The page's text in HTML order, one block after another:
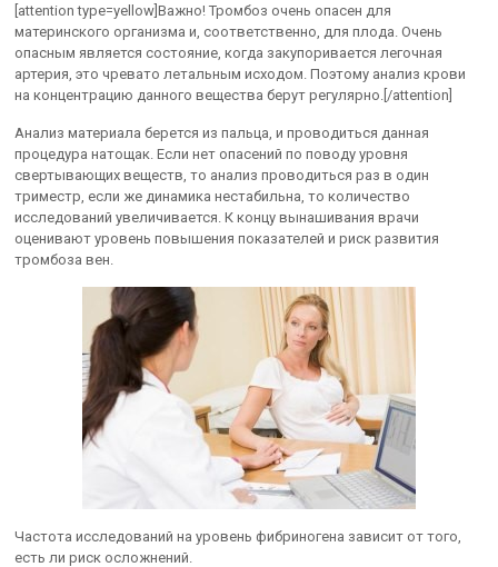
[attention type=yellow]Важно! Тромбоз очень опасен для
материнского организма и, соответственно, для плода. Очень
опасным является состояние, когда закупоривается легочная
артерия, это чревато летальным исходом. Поэтому анализ крови
на концентрацию данного вещества берут регулярно.[/attention]
Анализ материала берется из пальца, и проводиться данная
процедура натощак. Если нет опасений по поводу уровня
свертывающих веществ, то анализ проводиться раз в один
триместр, если же динамика нестабильна, то количество
исследований увеличивается. К концу вынашивания врачи
оценивают уровень повышения показателей и риск развития
тромбоза вен.
Частота исследований на уровень фибриногена зависит от того,
есть ли риск осложнений.